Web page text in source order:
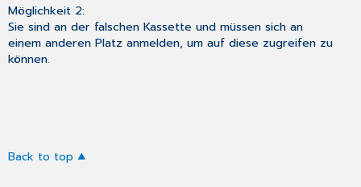
Möglichkeit 2:
Sie sind an der falschen Kassette und müssen sich an
einem anderen Platz anmelden, um auf diese zugreifen zu
können.
Back to top